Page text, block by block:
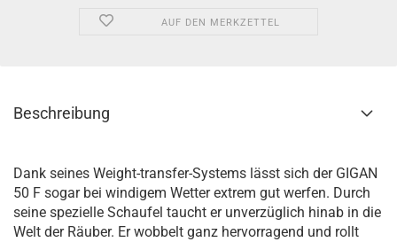
AUF DEN MERKZETTEL
Beschreibung
Dank seines Weight-transfer-Systems lässt sich der GIGAN
50 F sogar bei windigem Wetter extrem gut werfen. Durch
seine spezielle Schaufel taucht er unverzüglich hinab in die
Welt der Räuber. Er wobbelt ganz hervorragend und rollt